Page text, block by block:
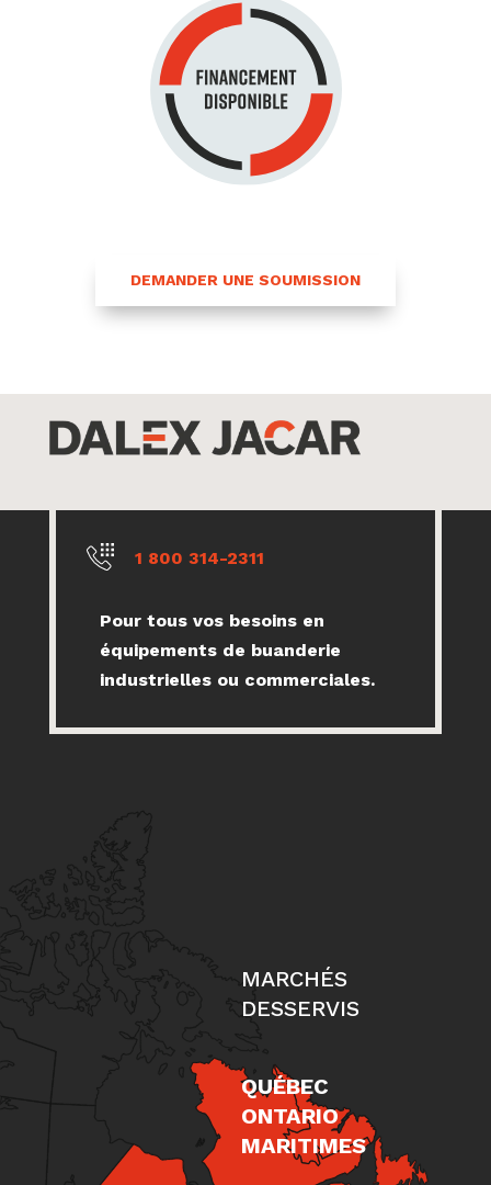
DEMANDER UNE SOUMISSION
1 800 314-2311
Pour tous vos besoins en
équipements de buanderie
industrielles ou commerciales.
MARCHÉS
DESSERVIS
QUÉBEC
ONTARIO
MARITIMES